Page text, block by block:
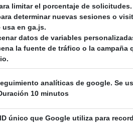
limitar el porcentaje de solicitudes.
determinar nuevas sesiones o
en ga.js.
datos de variables
la fuente de tráfico o la campaña
analíticas de google. Se
10 minutos
único que Google utiliza para